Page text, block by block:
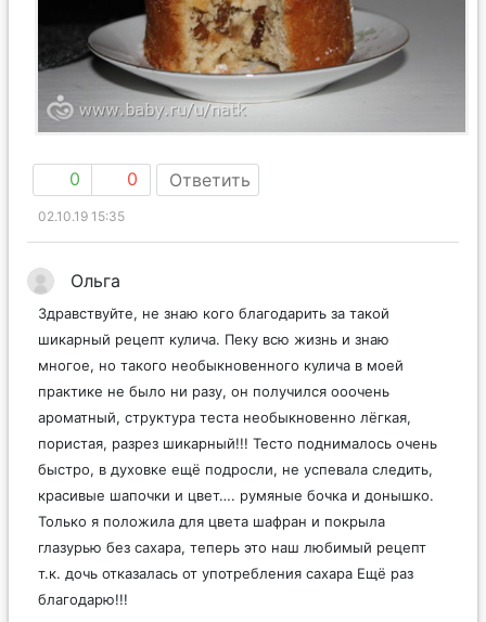
0 0 Ответить
02.10.19 15:35
Ольга
Здравствуйте, не знаю кого благодарить за такой
шикарный рецепт кулича. Пеку всю жизнь и знаю
многое, но такого необыкновенного кулича в моей
практике не было ни разу, он получился ооочень
ароматный, структура теста необыкновенно лёгкая,
пористая, разрез шикарный!!! Тесто поднималось очень
быстро, в духовке ещё подросли, не успевала следить,
красивые шапочки и цвет…. румяные бочка и донышко.
Только я положила для цвета шафран и покрыла
глазурью без сахара, теперь это наш любимый рецепт
т.к. дочь отказалась от употребления сахара Ещё раз
благодарю!!!